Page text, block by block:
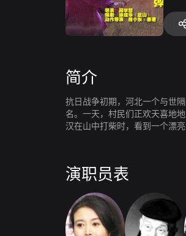
简介
抗日战争初期，河北一个与世
名。一天，村民们正欢天喜地
汉在山中打柴时，看到一个漂
演职员表